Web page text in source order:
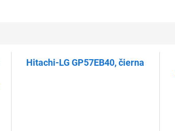
Hitachi-LG GP57EB40, čierna